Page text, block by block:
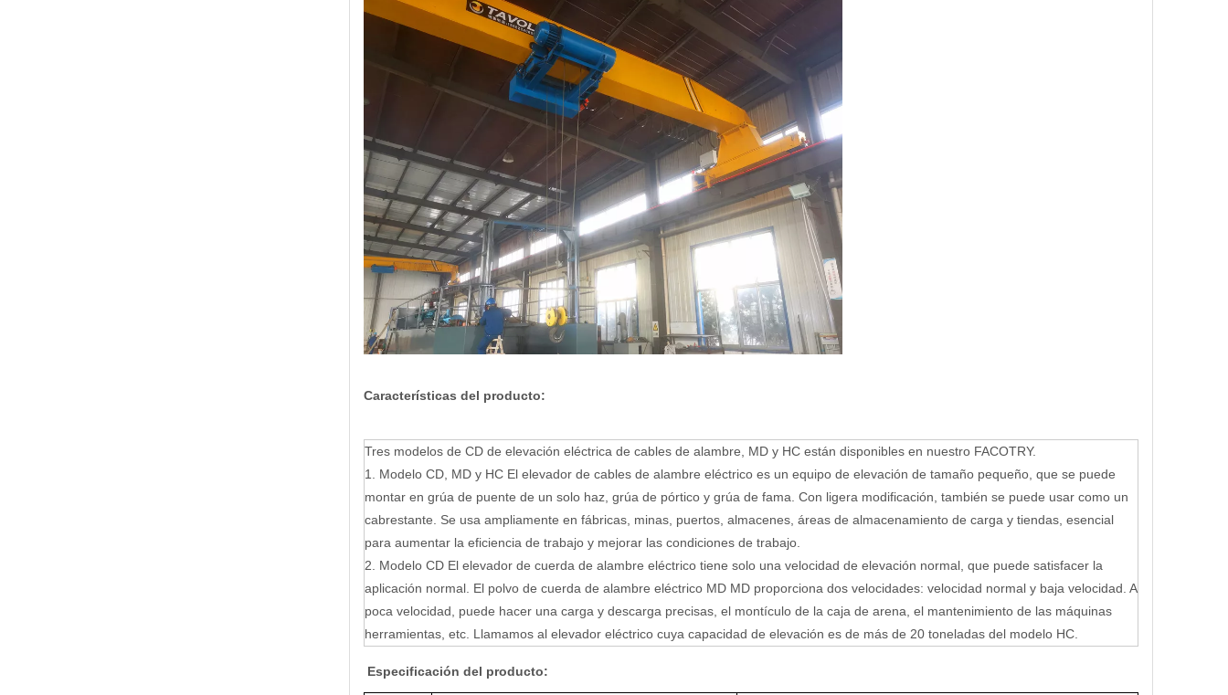
Características del producto:
Tres modelos de CD de elevación eléctrica de cables de alambre, MD y HC están disponibles en nuestro FACOTRY.
1. Modelo CD, MD y HC El elevador de cables de alambre eléctrico es un equipo de elevación de tamaño pequeño, que se puede
montar en grúa de puente de un solo haz, grúa de pórtico y grúa de fama. Con ligera modificación, también se puede usar como un
cabrestante. Se usa ampliamente en fábricas, minas, puertos, almacenes, áreas de almacenamiento de carga y tiendas, esencial
para aumentar la eficiencia de trabajo y mejorar las condiciones de trabajo.
2. Modelo CD El elevador de cuerda de alambre eléctrico tiene solo una velocidad de elevación normal, que puede satisfacer la
aplicación normal. El polvo de cuerda de alambre eléctrico MD MD proporciona dos velocidades: velocidad normal y baja velocidad. A
poca velocidad, puede hacer una carga y descarga precisas, el montículo de la caja de arena, el mantenimiento de las máquinas
herramientas, etc. Llamamos al elevador eléctrico cuya capacidad de elevación es de más de 20 toneladas del modelo HC.
Especificación del producto: